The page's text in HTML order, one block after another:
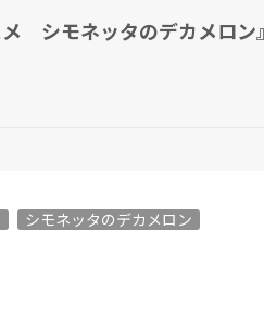
メ シモネッタのデカメロン
シモネッタのデカメロン